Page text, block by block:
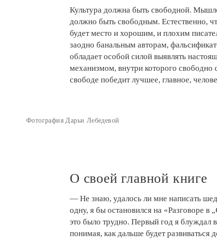
Культура должна быть свободной.
должно быть свободным. Естественно,
будет место и хорошим, и плохим
заодно банальным авторам,
обладает особой силой выявлять
механизмом, внутри которого свободно
свободе победит лучшее, главное,
Фотография Дарьи Лебедевой
О своей главной книге
— Не знаю, удалось ли мне написать
одну, я бы остановился на «Разговоре в
это было трудно. Первый год я блуждал
понимая, как дальше будет развиваться